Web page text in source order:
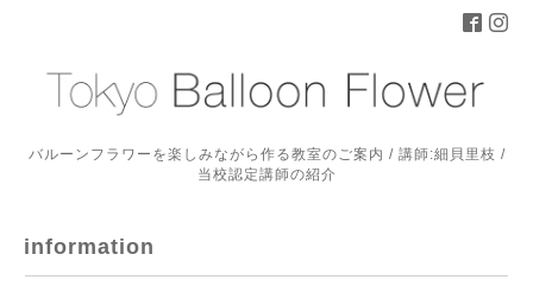
バルーンフラワーを楽しみながら作る教室のご案内 / 講師:細貝里枝 /
当校認定講師の紹介
information